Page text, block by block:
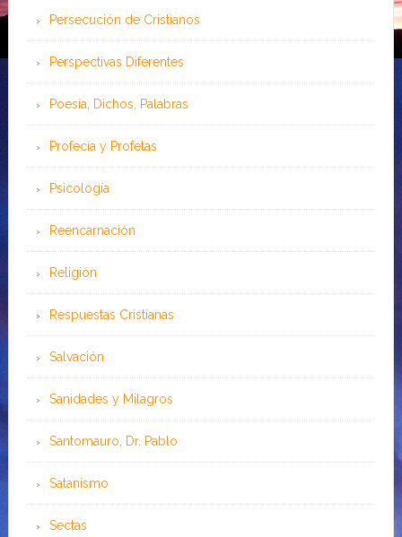
Persecución de Cristianos
Perspectivas Diferentes
Poesía, Dichos, Palabras
Profecía y Profetas
Psicología
Reencarnación
Religión
Respuestas Cristianas
Salvación
Sanidades y Milagros
Santomauro, Dr. Pablo
Satanismo
Sectas